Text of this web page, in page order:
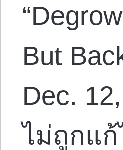
But
Dec.
ไม่ถูกแ